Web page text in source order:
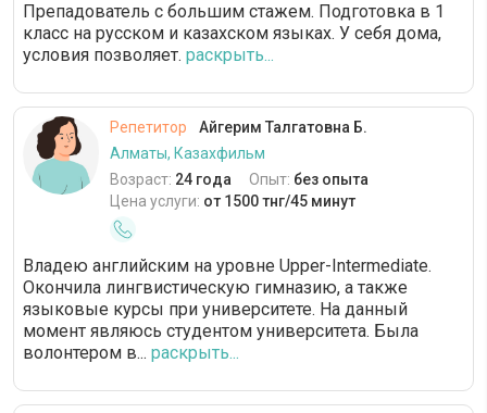
Препадователь с большим стажем. Подготовка в 1
класс на русском и казахском языках. У себя дома,
условия позволяет. раскрыть...
Репетитор
Айгерим Талгатовна Б.
Алматы, Казахфильм
Возраст: 24 года Опыт: без опыта
Цена услуги: от 1500 тнг/45 минут
Владею английским на уровне Upper-Intermediate.
Окончила лингвистическую гимназию, а также
языковые курсы при университете. На данный
момент являюсь студентом университета. Была
волонтером в... раскрыть...